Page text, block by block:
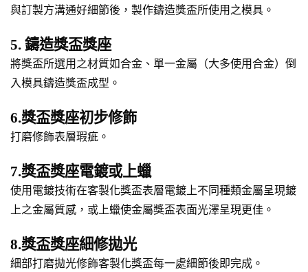
與訂製方溝通好細節後，製作鑄造獎盃所使用之模具。
5. 鑄造獎盃獎座
將獎盃所選用之材質如合金、單一金屬（大多使用合金）倒
入模具鑄造獎盃成型。
6.獎盃獎座初步修飾
打磨修飾表層瑕疵。
7.獎盃獎座電鍍或上蠟
使用電鍍技術在客製化獎盃表層電鍍上不同種類金屬呈現鍍
上之金屬質感，或上蠟使金屬獎盃表面光澤呈現更佳。
8.獎盃獎座細修拋光
細部打磨拋光修飾客製化獎盃每一處細節後即完成。